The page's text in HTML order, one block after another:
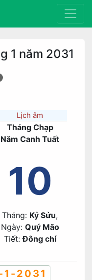
1 năm 2031
Lịch âm
Tháng Chạp
Năm Canh Tuất
10
Tháng: Kỷ Sửu,
Ngày: Quý Mão
Tiết:Đông chí
1-2031